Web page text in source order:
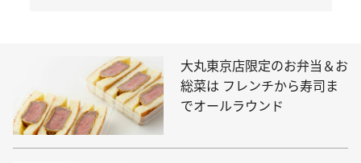
大丸東京店限定のお弁当＆お
総菜は フレンチから寿司ま
でオールラウンド